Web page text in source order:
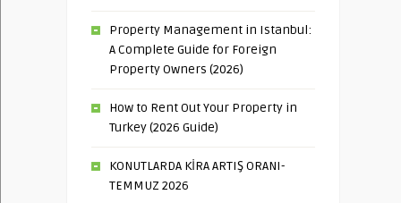
Property Management in Istanbul:
A Complete Guide for Foreign
Property Owners (2026)
How to Rent Out Your Property in
Turkey (2026 Guide)
KONUTLARDA KİRA ARTIŞ ORANI-
TEMMUZ 2026